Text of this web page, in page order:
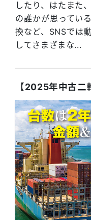
したり、はたまた
の誰かが思ってい
換など、SNSでは
してさまざまな...